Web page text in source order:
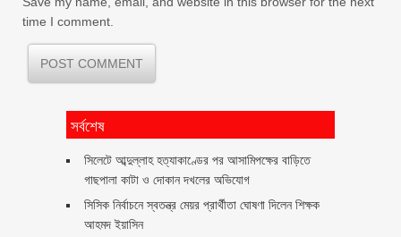
time I comment.
সর্বশেষ
সিলেটে আব্দুল্লাহ হত্যাকাণ্ডের পর আসামিপক্ষের বাড়িতে
গাছপালা কাটা ও দোকান দখলের অভিযোগ
সিসিক নির্বাচনে স্বতন্ত্র মেয়র প্রার্থীতা ঘোষণা দিলেন শিক্ষক
আহমদ ইয়াসিন